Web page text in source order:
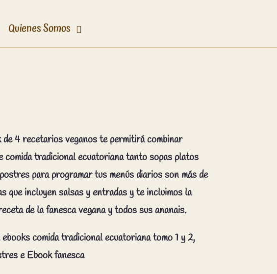
Quienes Somos
de 4 recetarios veganos te permitirá combinar
comida tradicional ecuatoriana tanto sopas platos
para programar tus menús diarios son más de
que incluyen salsas y entradas y te incluimos la
de la fanesca vegana y todos sus ananais.
comida tradicional ecuatoriana tomo 1 y 2,
e Ebook fanesca